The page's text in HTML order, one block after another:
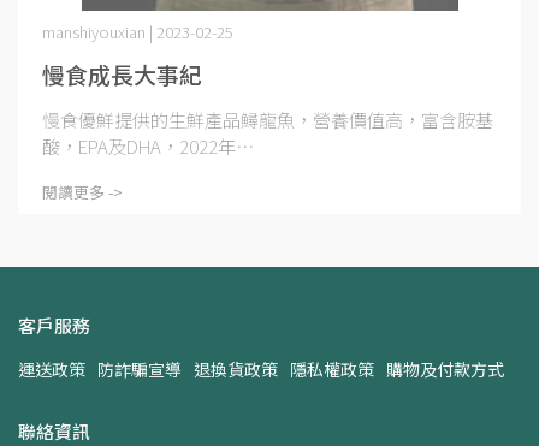
慢食成長大事紀
manshiyouxian | 2023-02-25
慢食優鮮提供的生鮮產品鱘龍魚，營養價值高，富含胺基
酸，EPA及DHA，2022年⋯
閱讀更多 ->
客戶服務
運送政策 防詐騙宣導 退換貨政策 隱私權政策 購物及付款方式
聯絡資訊